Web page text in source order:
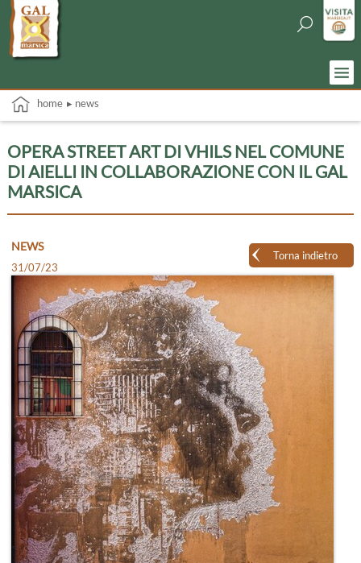
home ▸ news
OPERA STREET ART DI VHILS NEL COMUNE
DI AIELLI IN COLLABORAZIONE CON IL GAL
MARSICA
Torna indietro
NEWS
31/07/23